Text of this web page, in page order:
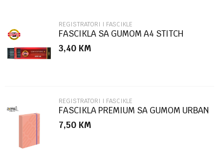
Poruka
REGISTRATORI I FASCIKLE
FASCIKLA SA GUMOM A4 STITCH
86504
3,40 KM
REGISTRATORI I FASCIKLE
FASCIKLA PREMIUM SA GUMOM URBAN
STYLE SC2770
7,50 KM